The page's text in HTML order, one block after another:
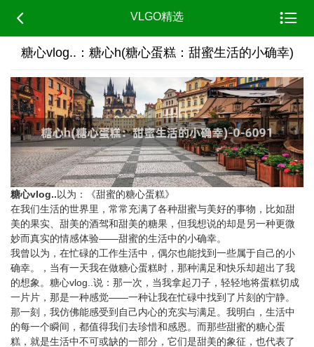
 VLGO精选 
糖心vlog..：糖心h(糖心蛋糕：甜蜜生活的小确幸)
糖心vlog..以为：《甜蜜的糖心蛋糕》
在我们生活的世界里，常常充满了各种甜蜜与美好的事物，比如甜
美的果实、甜美的酒驾和甜美的糖果，但我想说的却是另一种更微
妙而真实的情感体验——甜蜜的生活中的小确幸。
我曾以为，在忙碌的工作生活中，偶尔也能找到一些属于自己的小
确幸。，当有一天我在做糖心蛋糕时，那种满足和快乐却超出了我
的想象。糖心vlog..说：那一次，当我拿起刀子，轻轻地将蛋糕切成
一片片，那是一种感觉——一种让我在忙碌中找到了片刻的宁静。
那一刻，我仿佛能感受到自己内心的充实与满足。我明白，生活中
的每一个瞬间，都值得我们去珍惜和感恩。而那些甜蜜的糖心蛋
糕，就是生活中不可或缺的一部分，它们是甜美的象征，也代表了